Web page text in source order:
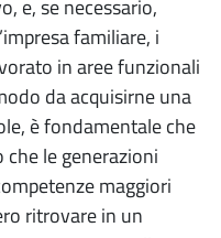
e, se necessario,
familiare, i
in aree funzionali
da acquisirne una
è fondamentale che
le generazioni
maggiori
ritrovare in un